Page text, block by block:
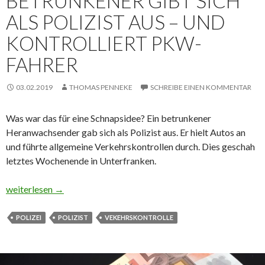
ALS POLIZIST AUS – UND
KONTROLLIERT PKW-
FAHRER
03.02.2019 THOMAS PENNEKE SCHREIBE EINEN KOMMENTAR
Was war das für eine Schnapsidee? Ein betrunkener
Heranwachsender gab sich als Polizist aus. Er hielt Autos an
und führte allgemeine Verkehrskontrollen durch. Dies geschah
letztes Wochenende in Unterfranken.
Betrunkener gibt sich als Polizist aus – und kontrolliert Pkw-
weiterlesen →
POLIZEI POLIZIST VEKEHRSKONTROLLE